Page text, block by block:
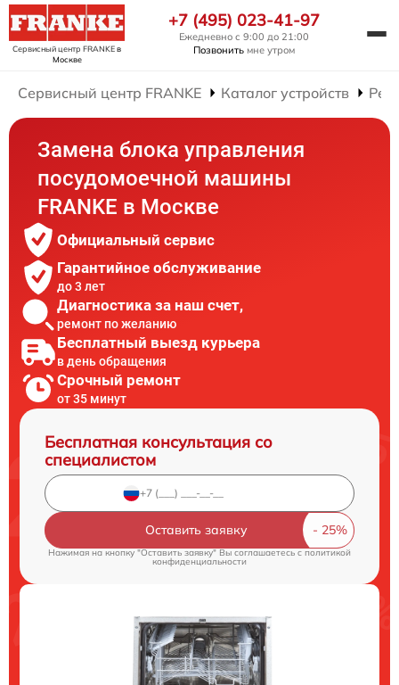
Сервисный центр FRANKEв
Москве
+7 (495) 023-41-97
Ежедневно с 9:00 до 21:00
Позвонить мне утром
Сервисный центр FRANKE Каталог устройств
Замена блока управления
посудомоечной машины
FRANKE в Москве
Официальный сервис
Гарантийное обслуживание
до 3 лет
Диагностика за наш счет,
ремонт по желанию
Бесплатный выезд курьера
в день обращения
Срочный ремонт
от 35 минут
Бесплатная консультация со
специалистом
Оставить заявку
Нажимая на кнопку "Оставить заявку" Вы соглашаетесь cполитикой
конфиденциальности